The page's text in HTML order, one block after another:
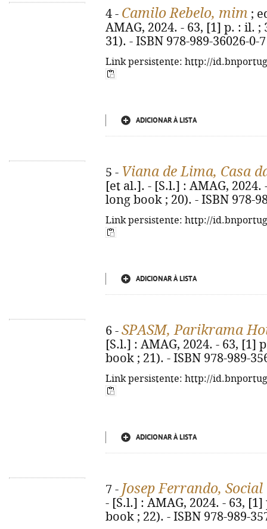
4 - Camilo Rebelo, mim ;
AMAG, 2024. - 63, [1] p. : il.
31). - ISBN 978-989-36026-0-7
Link persistente: http://
ADICIONAR À LISTA
5 - Viana de Lima, Casa
[et al.]. - [S.l.] : AMAG,
long book ; 20). - ISBN 978-
Link persistente: http://
ADICIONAR À LISTA
6 - SPASM, Parikrama
[S.l.] : AMAG, 2024. - 63, [1]
book ; 21). - ISBN 978-989-
Link persistente: http://
ADICIONAR À LISTA
7 - Josep Ferrando, Social
- [S.l.] : AMAG, 2024. - 63,
book ; 22). - ISBN 978-989-